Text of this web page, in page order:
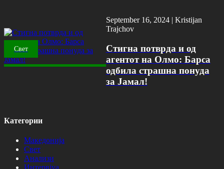
Свет
September 16, 2024 | Kristijan
Trajchov
Стигна потврда и од
агентот на Олмо: Барса
одбила страшна понуда
за Јамал!
Категории
Македонија
Свет
Анализи
Интервјуа